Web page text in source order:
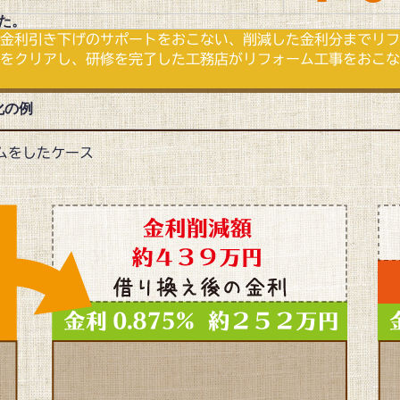
。
利引き下げのサポートをおこない、削減した金利分までリ
クリアし、研修を完了した工務店がリフォーム工事を
の例
をしたケース